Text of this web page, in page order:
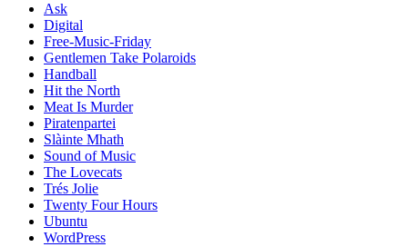
Ask
Digital
Free-Music-Friday
Gentlemen Take Polaroids
Handball
Hit the North
Meat Is Murder
Piratenpartei
Slàinte Mhath
Sound of Music
The Lovecats
Trés Jolie
Twenty Four Hours
Ubuntu
WordPress